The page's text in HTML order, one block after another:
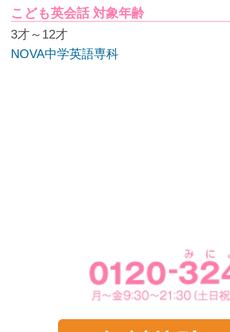
こども英会話 対象年齢
3才～12才
NOVA中学英語専科